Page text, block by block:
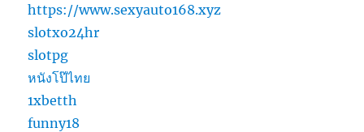
https://www.sexyauto168.xyz
slotxo24hr
slotpg
หนังโป๊ไทย
1xbetth
funny18